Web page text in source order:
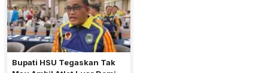
Bupati HSU Tegaskan Tak